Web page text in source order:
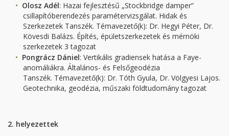
Olosz Adél: Hazai fejlesztésű „Stockbridge damper”
csillapítóberendezés paramétervizsgálat. Hidak és
Szerkezetek Tanszék. Témavezető(k): Dr. Hegyi Péter, Dr.
Kövesdi Balázs. Építés, épületszerkezetek és mérnöki
szerkezetek 3 tagozat
Pongrácz Dániel: Vertikális gradiensek hatása a Faye-
anomáliákra. Általános- és Felsőgeodézia
Tanszék. Témavezető(k): Dr. Tóth Gyula, Dr. Völgyesi Lajos.
Geotechnika, geodézia, műszaki földtudomány tagozat
2. helyezettek